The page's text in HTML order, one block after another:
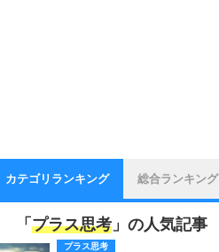
カテゴリランキング 総合ランキング
「 プラス思考 」の人気記事
プラス思考